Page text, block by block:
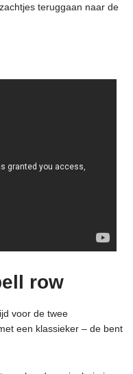
teruggaan naar de
row
voor de twee
een klassieker – de bent